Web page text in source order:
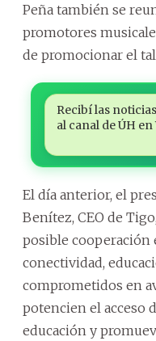
Peña también se
promotores
de promocionar el
Recibí las
al canal de ÚH
El día anterior, el
Benítez, CEO de
posible cooperación
conectividad,
comprometidos en
potencien el acceso
educación y